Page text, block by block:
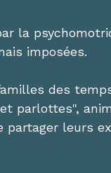
la
imposées.
des
parlottes",
leurs